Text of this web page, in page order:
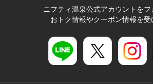
ニフティ温泉公式アカウントをフ
おトク情報やクーポン情報を受